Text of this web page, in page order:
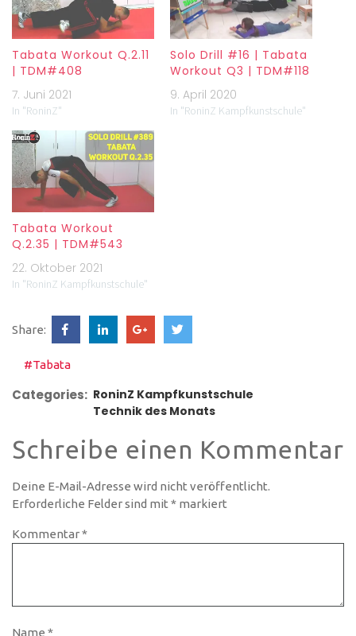
Tabata Workout Q.2.11
| TDM#408
7. Juni 2021
In "RoninZ"
Solo Drill #16 | Tabata
Workout Q3 | TDM#118
9. April 2020
In "RoninZ Kampfkunstschule"
Tabata Workout
Q.2.35 | TDM#543
22. Oktober 2021
In "RoninZ Kampfkunstschule"
Share:
#Tabata
Categories: RoninZ Kampfkunstschule
Technik des Monats
Schreibe einen Kommentar
Deine E-Mail-Adresse wird nicht veröffentlicht.
Erforderliche Felder sind mit * markiert
Kommentar*
Name *